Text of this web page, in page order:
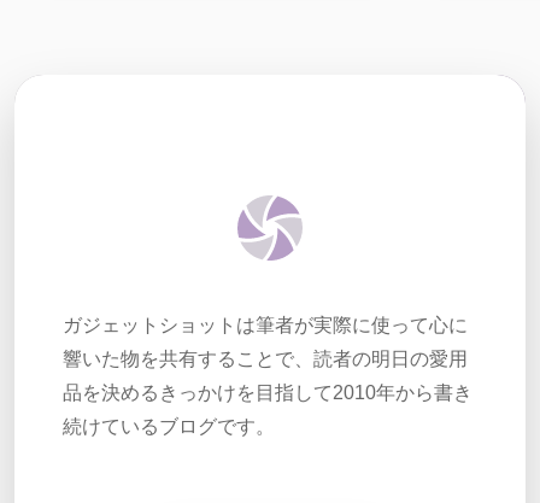
ガジェットショットは筆者が実際に使って心に
響いた物を共有することで、読者の明日の愛用
品を決めるきっかけを目指して2010年から書き
続けているブログです。